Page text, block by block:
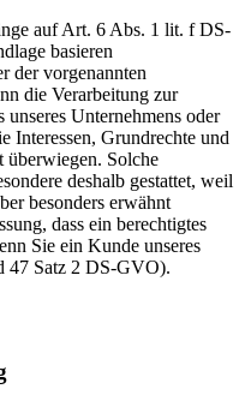
auf Art. 6 Abs. 1 lit. f DS-
basieren
der vorgenannten
die Verarbeitung zur
unseres Unternehmens oder
Interessen, Grundrechte und
überwiegen. Solche
deshalb gestattet, weil
besonders erwähnt
dass ein berechtigtes
Sie ein Kunde unseres
47 Satz 2 DS-GVO).